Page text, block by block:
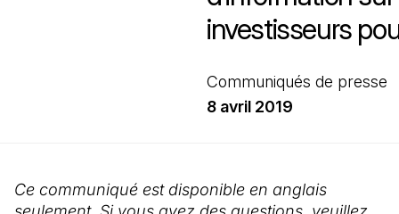
investisseurs
Communiqués de presse
8 avril 2019
Ce communiqué est disponible en anglais